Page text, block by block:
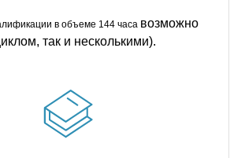
в объеме 144 часа возможно
так и несколькими).